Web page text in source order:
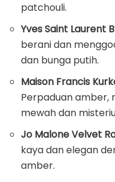
patchouli.
Yves Saint Laurent
berani dan
dan bunga putih.
Maison Francis
Perpaduan amber,
mewah dan
Jo Malone Velvet
kaya dan elegan
amber.